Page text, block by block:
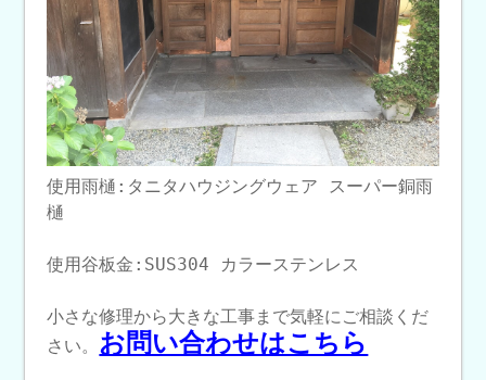
使用雨樋:タニタハウジングウェア スーパー銅雨
樋
使用谷板金:SUS304 カラーステンレス
小さな修理から大きな工事まで気軽にご相談くだ
さい。 お問い合わせはこちら